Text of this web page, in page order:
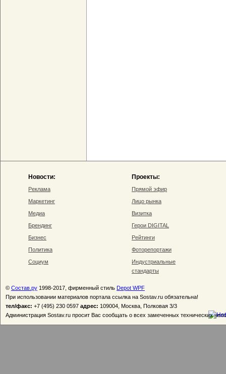
Новости:
Реклама
Маркетинг
Медиа
Брендинг
Бизнес
Политика
Социум
Проекты:
Прямой эфир
Лицо рынка
Визитка
Герои DIGITAL
Рейтинги
Фоторепортажи
Индустриальные
стандарты
© Состав.ру 1998-2017, фирменный стиль Depot WPF
При использовании материалов портала ссылка на Sostav.ru обязательна!
тел/факс: +7 (495) 230 0597 адрес: 109004, Москва, Полковая 3/3
Администрация Sostav.ru просит Вас сообщать о всех замеченных технических